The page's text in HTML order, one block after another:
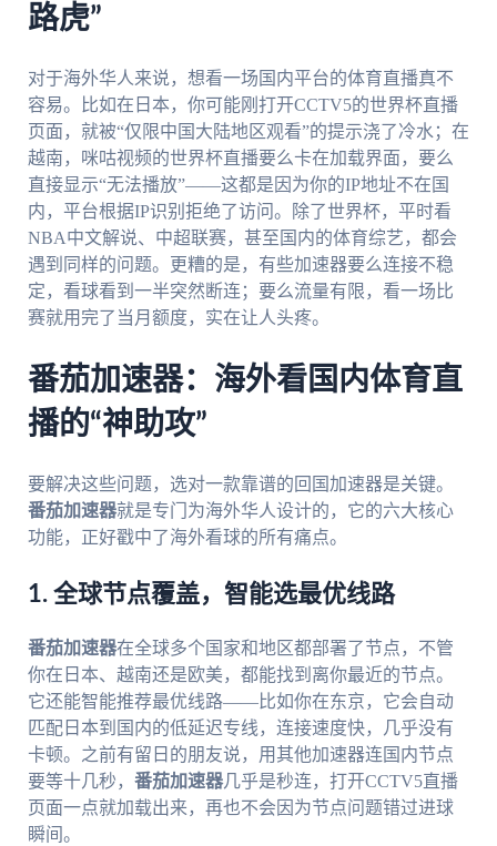
路虎”
对于海外华人来说，想看一场国内平台的体育直播真不
容易。比如在日本，你可能刚打开CCTV5的世界杯直播
页面，就被“仅限中国大陆地区观看”的提示浇了冷水；在
越南，咪咕视频的世界杯直播要么卡在加载界面，要么
直接显示“无法播放”——这都是因为你的IP地址不在国
内，平台根据IP识别拒绝了访问。除了世界杯，平时看
NBA中文解说、中超联赛，甚至国内的体育综艺，都会
遇到同样的问题。更糟的是，有些加速器要么连接不稳
定，看球看到一半突然断连；要么流量有限，看一场比
赛就用完了当月额度，实在让人头疼。
番茄加速器：海外看国内体育直
播的“神助攻”
要解决这些问题，选对一款靠谱的回国加速器是关键。
番茄加速器就是专门为海外华人设计的，它的六大核心
功能，正好戳中了海外看球的所有痛点。
1. 全球节点覆盖，智能选最优线路
番茄加速器在全球多个国家和地区都部署了节点，不管
你在日本、越南还是欧美，都能找到离你最近的节点。
它还能智能推荐最优线路——比如你在东京，它会自动
匹配日本到国内的低延迟专线，连接速度快，几乎没有
卡顿。之前有留日的朋友说，用其他加速器连国内节点
要等十几秒， 番茄加速器几乎是秒连，打开CCTV5直播
页面一点就加载出来，再也不会因为节点问题错过进球
瞬间。